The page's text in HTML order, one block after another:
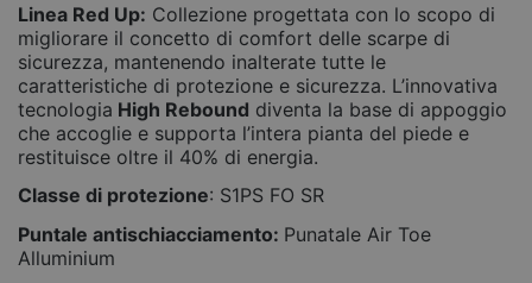
Linea Red Up: Collezione progettata con lo scopo di
migliorare il concetto di comfort delle scarpe di
sicurezza, mantenendo inalterate tutte le
caratteristiche di protezione e sicurezza. L’innovativa
tecnologia High Rebound diventa la base di appoggio
che accoglie e supporta l’intera pianta del piede e
restituisce oltre il 40% di energia.
Classe di protezione: S1PS FO SR
Puntale antischiacciamento: Punatale Air Toe
Alluminium